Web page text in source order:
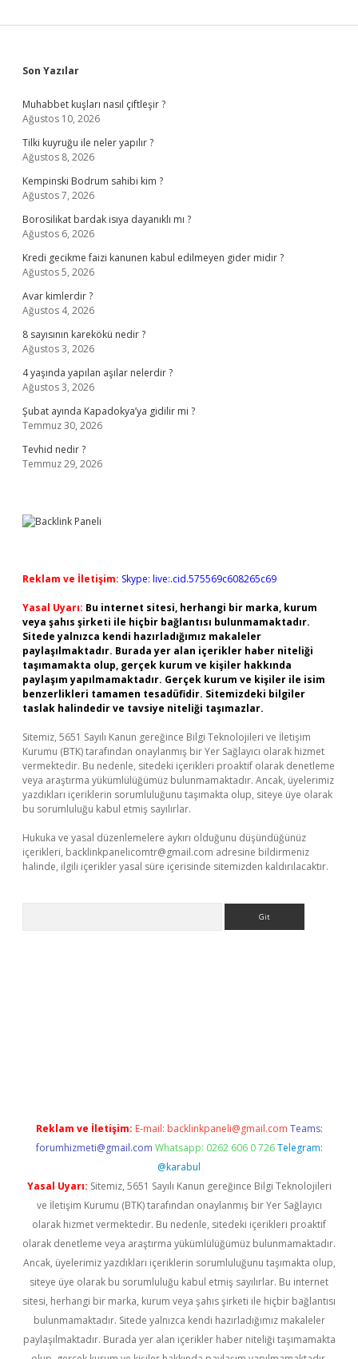
Sidebar
Son Yazılar
Muhabbet kuşları nasıl çiftleşir ?
Ağustos 10, 2026
Tilki kuyruğu ile neler yapılır ?
Ağustos 8, 2026
Kempinski Bodrum sahibi kim ?
Ağustos 7, 2026
Borosilikat bardak isıya dayanıklı mı ?
Ağustos 6, 2026
Kredi gecikme faizi kanunen kabul edilmeyen gider midir ?
Ağustos 5, 2026
Avar kimlerdir ?
Ağustos 4, 2026
8 sayısının karekökü nedir ?
Ağustos 3, 2026
4 yaşında yapılan aşılar nelerdir ?
Ağustos 3, 2026
Şubat ayında Kapadokya’ya gidilir mi ?
Temmuz 30, 2026
Tevhid nedir ?
Temmuz 29, 2026
Reklam ve İletişim: Skype: live:.cid.575569c608265c69
Yasal Uyarı: Bu internet sitesi, herhangi bir marka, kurum
veya şahıs şirketi ile hiçbir bağlantısı bulunmamaktadır.
Sitede yalnızca kendi hazırladığımız makaleler
paylaşılmaktadır. Burada yer alan içerikler haber niteliği
taşımamakta olup, gerçek kurum ve kişiler hakkında
paylaşım yapılmamaktadır. Gerçek kurum ve kişiler ile isim
benzerlikleri tamamen tesadüfidir. Sitemizdeki bilgiler
taslak halindedir ve tavsiye niteliği taşımazlar.
Sitemiz, 5651 Sayılı Kanun gereğince Bilgi Teknolojileri ve İletişim
Kurumu (BTK) tarafından onaylanmış bir Yer Sağlayıcı olarak hizmet
vermektedir. Bu nedenle, sitedeki içerikleri proaktif olarak denetleme
veya araştırma yükümlülüğümüz bulunmamaktadır. Ancak, üyelerimiz
yazdıkları içeriklerin sorumluluğunu taşımakta olup, siteye üye olarak
bu sorumluluğu kabul etmiş sayılırlar.
Hukuka ve yasal düzenlemelere aykırı olduğunu düşündüğünüz
içerikleri, backlinkpanelicomtr@gmail.com adresine bildirmeniz
halinde, ilgili içerikler yasal süre içerisinde sitemizden kaldırılacaktır.
Reklam ve İletişim: E-mail: backlinkpaneli@gmail.com Teams:
forumhizmeti@gmail.com Whatsapp: 0262 606 0 726 Telegram:
@karabul
Yasal Uyarı: Sitemiz, 5651 Sayılı Kanun gereğince Bilgi Teknolojileri
ve İletişim Kurumu (BTK) tarafından onaylanmış bir Yer Sağlayıcı
olarak hizmet vermektedir. Bu nedenle, sitedeki içerikleri proaktif
olarak denetleme veya araştırma yükümlülüğümüz bulunmamaktadır.
Ancak, üyelerimiz yazdıkları içeriklerin sorumluluğunu taşımakta olup,
siteye üye olarak bu sorumluluğu kabul etmiş sayılırlar. Bu internet
sitesi, herhangi bir marka, kurum veya şahıs şirketi ile hiçbir bağlantısı
bulunmamaktadır. Sitede yalnızca kendi hazırladığımız makaleler
paylaşılmaktadır. Burada yer alan içerikler haber niteliği taşımamakta